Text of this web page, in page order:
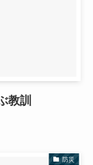
教訓
防災